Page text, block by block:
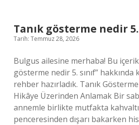
?
Tanık gösterme nedir 5.
Tarih: Temmuz 28, 2026
Bulgus ailesine merhaba! Bu
gösterme nedir 5. sınıf” hakkında
rehber hazırladık. Tanık
Hikâye Üzerinden Anlamak Bir
annemle birlikte mutfakta
penceresinden dışarı bakarken